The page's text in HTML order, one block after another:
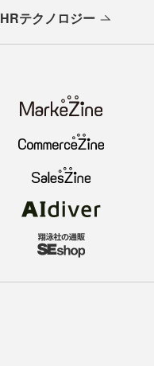
HRテクノロジー